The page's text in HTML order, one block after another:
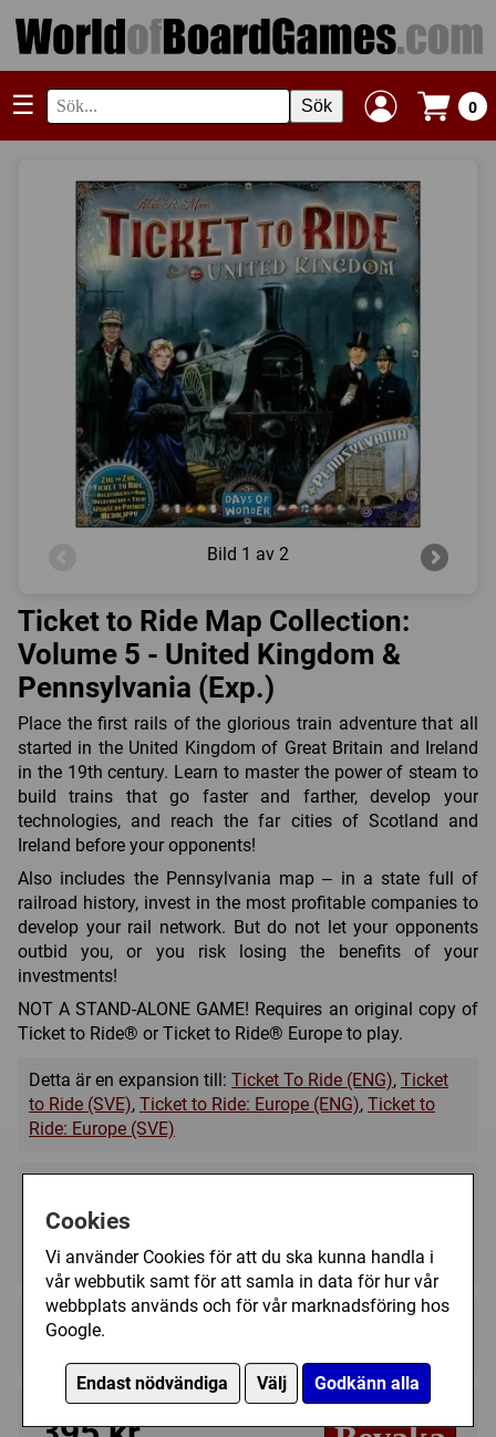
Cookies
Vi använder Cookies för att du ska kunna handla i
vår webbutik samt för att samla in data för hur vår
webbplats används och för vår marknadsföring hos
Google.
Endast nödvändiga Välj Godkänn alla
☰ Sök 0
Bild 1 av 2
Ticket to Ride Map Collection:
Volume 5 - United Kingdom &
Pennsylvania (Exp.)
Place the first rails of the glorious train adventure that all
started in the United Kingdom of Great Britain and Ireland
in the 19th century. Learn to master the power of steam to
build trains that go faster and farther, develop your
technologies, and reach the far cities of Scotland and
Ireland before your opponents!
Also includes the Pennsylvania map – in a state full of
railroad history, invest in the most profitable companies to
develop your rail network. But do not let your opponents
outbid you, or you risk losing the benefits of your
investments!
NOT A STAND-ALONE GAME! Requires an original copy of
Ticket to Ride® or Ticket to Ride® Europe to play.
Detta är en expansion till: Ticket To Ride (ENG), Ticket
to Ride (SVE), Ticket to Ride: Europe (ENG), Ticket to
Ride: Europe (SVE)
2 - 5 ? 8+